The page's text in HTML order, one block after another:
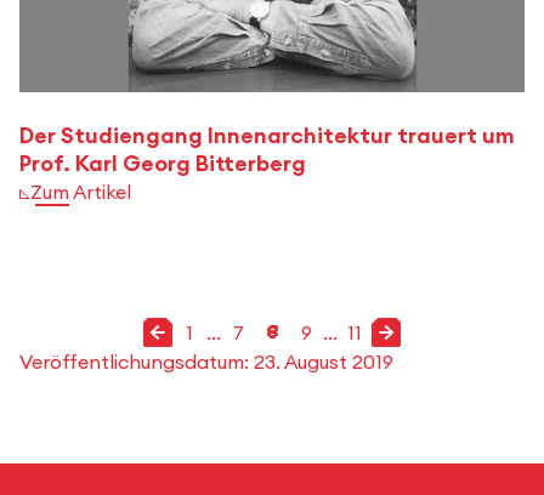
Der Studiengang Innenarchitektur trauert um
Prof. Karl Georg Bitterberg
Zum Artikel
1 ...
Gehe zu Seite
1Gehe zu Seite
2Gehe zu Seite
3Gehe zu Seite
4Gehe zu Seite
5Gehe zu Seite
6 Gehe zu Seite
7 8 Gehe zu Seite
9
Gehe zu Seite
10
Gehe zu Seite
11 ... 11
Veröffentlichungsdatum: 23. August 2019